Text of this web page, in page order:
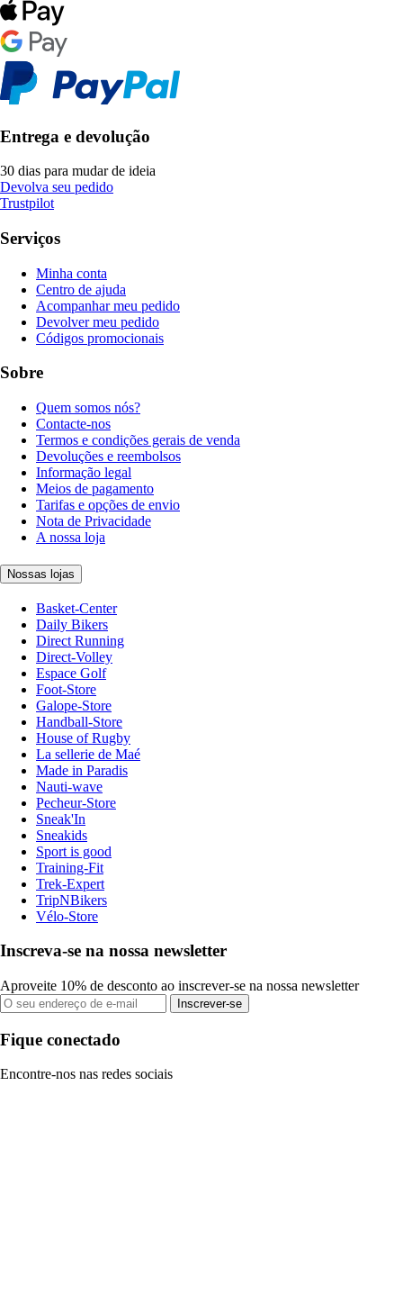
Entrega e devolução
30 dias para mudar de ideia
Devolva seu pedido
Trustpilot
Serviços
Minha conta
Centro de ajuda
Acompanhar meu pedido
Devolver meu pedido
Códigos promocionais
Sobre
Quem somos nós?
Contacte-nos
Termos e condições gerais de venda
Devoluções e reembolsos
Informação legal
Meios de pagamento
Tarifas e opções de envio
Nota de Privacidade
A nossa loja
Nossas lojas
Basket-Center
Daily Bikers
Direct Running
Direct-Volley
Espace Golf
Foot-Store
Galope-Store
Handball-Store
House of Rugby
La sellerie de Maé
Made in Paradis
Nauti-wave
Pecheur-Store
Sneak'In
Sneakids
Sport is good
Training-Fit
Trek-Expert
TripNBikers
Vélo-Store
Inscreva-se na nossa newsletter
Aproveite 10% de desconto ao inscrever-se na nossa newsletter
Inscrever-se
Fique conectado
Encontre-nos nas redes sociais